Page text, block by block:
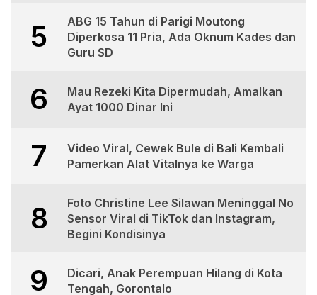
5
ABG 15 Tahun di Parigi Moutong
Diperkosa 11 Pria, Ada Oknum Kades dan
Guru SD
6
Mau Rezeki Kita Dipermudah, Amalkan
Ayat 1000 Dinar Ini
7
Video Viral, Cewek Bule di Bali Kembali
Pamerkan Alat Vitalnya ke Warga
8
Foto Christine Lee Silawan Meninggal No
Sensor Viral di TikTok dan Instagram,
Begini Kondisinya
9
Dicari, Anak Perempuan Hilang di Kota
Tengah, Gorontalo